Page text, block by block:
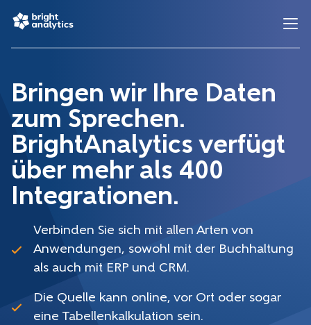
Bringen wir Ihre Daten
zum Sprechen.
BrightAnalytics verfügt
über mehr als 400
Integrationen.
Verbinden Sie sich mit allen Arten von
Anwendungen, sowohl mit der Buchhaltung
als auch mit ERP und CRM.
Die Quelle kann online, vor Ort oder sogar
eine Tabellenkalkulation sein.